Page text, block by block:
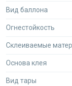
температур (от 200
моментально
самым
Экономичный
Не имеет
Вид баллона
Огнестойкость
Склеиваемые
Основа клея
Вид тары